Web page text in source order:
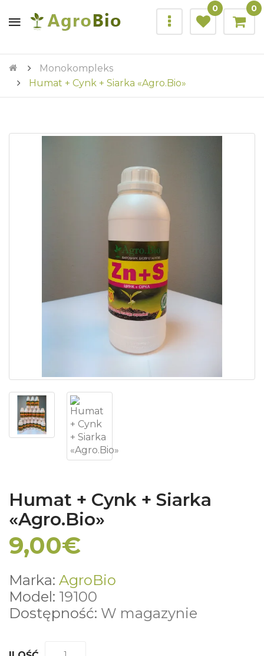
0 0
Monokompleks
Humat + Cynk + Siarka «Agro.Bio»
Humat + Cynk + Siarka
«Agro.Bio»
9,00€
Marka: AgroBio
Model: 19100
Dostępność: W magazynie